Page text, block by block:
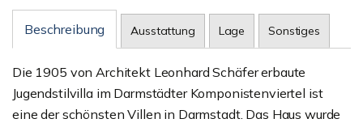
Beschreibung Ausstattung Lage Sonstiges
Die 1905 von Architekt Leonhard Schäfer erbaute
Jugendstilvilla im Darmstädter Komponistenviertel ist
eine der schönsten Villen in Darmstadt. Das Haus wurde